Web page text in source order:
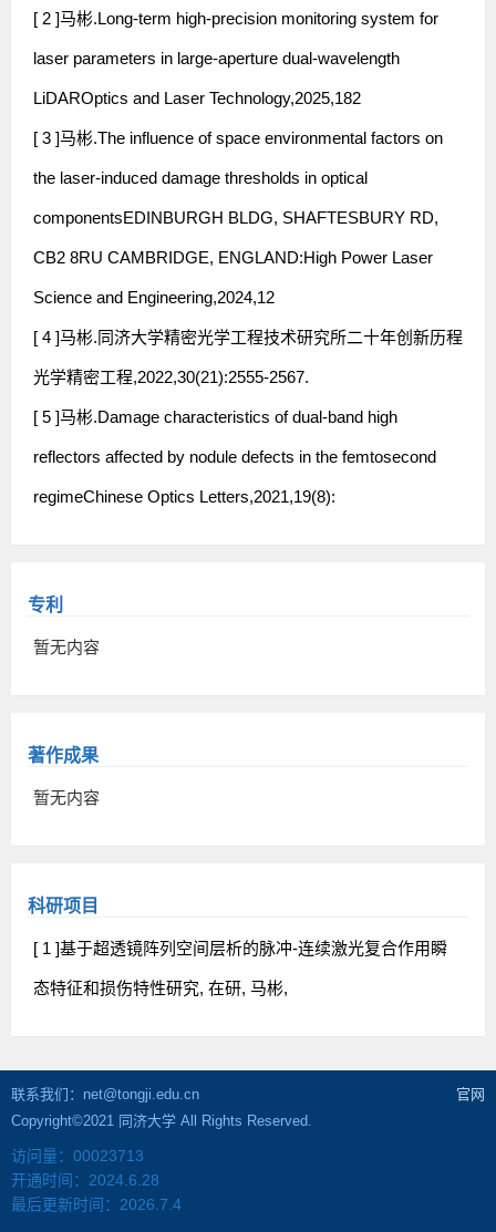
[ 2 ]马彬.Long-term high-precision monitoring system for
laser parameters in large-aperture dual-wavelength
LiDAROptics and Laser Technology,2025,182
[ 3 ]马彬.The influence of space environmental factors on
the laser-induced damage thresholds in optical
componentsEDINBURGH BLDG, SHAFTESBURY RD,
CB2 8RU CAMBRIDGE, ENGLAND:High Power Laser
Science and Engineering,2024,12
[ 4 ]马彬.同济大学精密光学工程技术研究所二十年创新历程
光学精密工程,2022,30(21):2555-2567.
[ 5 ]马彬.Damage characteristics of dual-band high
reflectors affected by nodule defects in the femtosecond
regimeChinese Optics Letters,2021,19(8):
专利
暂无内容
著作成果
暂无内容
科研项目
[ 1 ]基于超透镜阵列空间层析的脉冲-连续激光复合作用瞬
态特征和损伤特性研究, 在研, 马彬,
官网
联系我们：net@tongji.edu.cn
Copyright©2021 同济大学 All Rights Reserved.
访问量： 00023713
开通时间： 2024 6 28
最后更新时间： 2026 7 4